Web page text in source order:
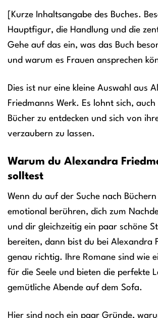
[Kurze Inhaltsangabe des Buches.
Hauptfigur, die Handlung und die
Gehe auf das ein, was das Buch
und warum es Frauen ansprechen
Dies ist nur eine kleine Auswahl aus
Friedmanns Werk. Es lohnt sich,
Bücher zu entdecken und sich von
verzaubern zu lassen.
Warum du Alexandra
solltest
Wenn du auf der Suche nach
emotional berühren, dich zum
und dir gleichzeitig ein paar schöne
bereiten, dann bist du bei Alexandra
genau richtig. Ihre Romane sind wie
für die Seele und bieten die perfekte
gemütliche Abende auf dem Sofa.
Hier sind noch ein paar Gründe,